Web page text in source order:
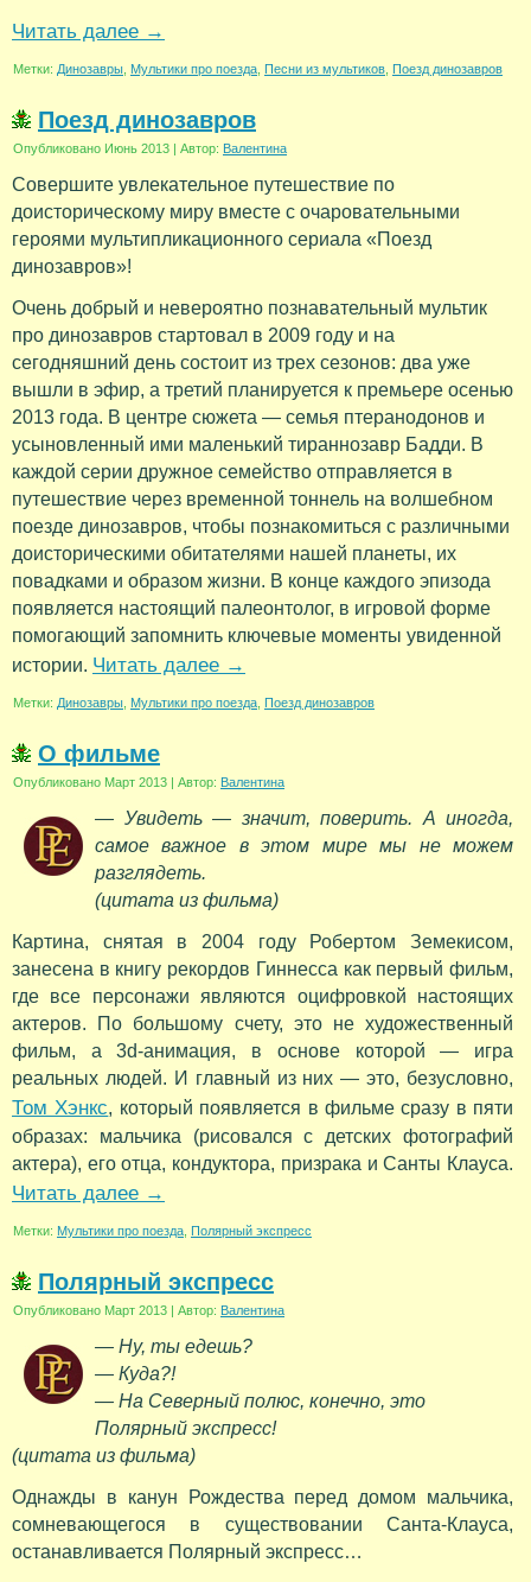
Читать далее →
Метки: Динозавры Мультики про поезда Песни из мультиков Поезд динозавров
Поезд динозавров
Опубликовано Июнь 2013 | Автор: Валентина
Совершите увлекательное путешествие по
доисторическому миру вместе с очаровательными
героями мультипликационного сериала «Поезд
динозавров»!
Очень добрый и невероятно познавательный мультик
про динозавров стартовал в 2009 году и на
сегодняшний день состоит из трех сезонов: два уже
вышли в эфир, а третий планируется к премьере осенью
2013 года. В центре сюжета — семья птеранодонов и
усыновленный ими маленький тираннозавр Бадди. В
каждой серии дружное семейство отправляется в
путешествие через временной тоннель на волшебном
поезде динозавров, чтобы познакомиться с различными
доисторическими обитателями нашей планеты, их
повадками и образом жизни. В конце каждого эпизода
появляется настоящий палеонтолог, в игровой форме
помогающий запомнить ключевые моменты увиденной
истории. Читать далее →
Метки: Динозавры Мультики про поезда Поезд динозавров
О фильме
Опубликовано Март 2013 | Автор: Валентина
— Увидеть — значит, поверить. А иногда,
самое важное в этом мире мы не можем
разглядеть.
(цитата из фильма)
Картина, снятая в 2004 году Робертом Земекисом,
занесена в книгу рекордов Гиннесса как первый фильм,
где все персонажи являются оцифровкой настоящих
актеров. По большому счету, это не художественный
фильм, а 3d-анимация, в основе которой — игра
реальных людей. И главный из них — это, безусловно,
Том Хэнкс, который появляется в фильме сразу в пяти
образах: мальчика (рисовался с детских фотографий
актера), его отца, кондуктора, призрака и Санты Клауса.
Читать далее →
Метки: Мультики про поезда Полярный экспресс
Полярный экспресс
Опубликовано Март 2013 | Автор: Валентина
— Ну, ты едешь?
— Куда?!
— На Северный полюс, конечно, это
Полярный экспресс!
(цитата из фильма)
Однажды в канун Рождества перед домом мальчика,
сомневающегося в существовании Санта-Клауса,
останавливается Полярный экспресс…